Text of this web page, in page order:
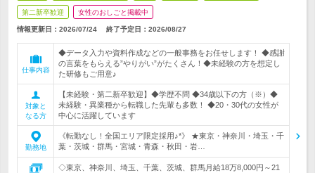
第二新卒歓迎 女性のおしごと掲載中
情報更新日：2026/07/24 終了予定日： 2026/08/27
仕事内容
◆データ入力や資料作成などの一般事務をお任せします！ ◆感謝
の言葉をもらえる”やりがい”がたくさん！◆未経験の方を想定し
た研修もご用意♪
対象と
なる方
【未経験・第二新卒歓迎】◆学歴不問 ◆34歳以下の方（※）◆
未経験・異業種から転職した先輩も多数！ ◆20・30代の女性が
中心に活躍しています
勤務地
《転勤なし！全国エリア限定採用♪*》 ★東京・神奈川・埼玉・千
葉・茨城・群馬・宮城・青森・秋田・岩…
◇東京、神奈川、埼玉、千葉、茨城、群馬月給18万8,000円～21